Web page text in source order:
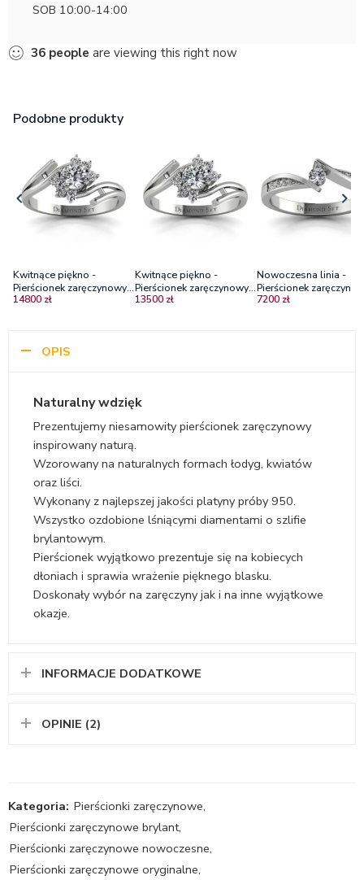
SOB 10:00-14:00
36 people are viewing this right now
Podobne produkty
Kwitnące piękno -
Pierścionek zaręczynowy z
platyny z diamentami
14800 zł
Kwitnące piękno -
Pierścionek zaręczynowy z
platyny z diamentami
13500 zł
Nowoczesna linia -
Pierścionek
platyny z diamentami
7200 zł
OPIS
Naturalny wdzięk
Prezentujemy niesamowity pierścionek zaręczynowy
inspirowany naturą.
Wzorowany na naturalnych formach łodyg, kwiatów
oraz liści.
Wykonany z najlepszej jakości platyny próby 950.
Wszystko ozdobione lśniącymi diamentami o szlifie
brylantowym.
Pierścionek wyjątkowo prezentuje się na kobiecych
dłoniach i sprawia wrażenie pięknego blasku.
Doskonały wybór na zaręczyny jak i na inne wyjątkowe
okazje.
INFORMACJE DODATKOWE
OPINIE (2)
Kategoria: Pierścionki zaręczynowe,
Pierścionki zaręczynowe brylant,
Pierścionki zaręczynowe nowoczesne,
Pierścionki zaręczynowe oryginalne,